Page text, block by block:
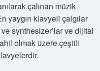
çalınan müzik
yaygın klavyeli çalgılar
synthesizer’lar ve dijital
olmak üzere çeşitli